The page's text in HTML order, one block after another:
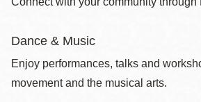
Dance & Music
Enjoy performances, talks and
movement and the musical arts.